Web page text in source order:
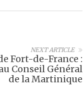
NEXT ARTICLE
Fort-de-France :
Conseil Général
de la Martinique